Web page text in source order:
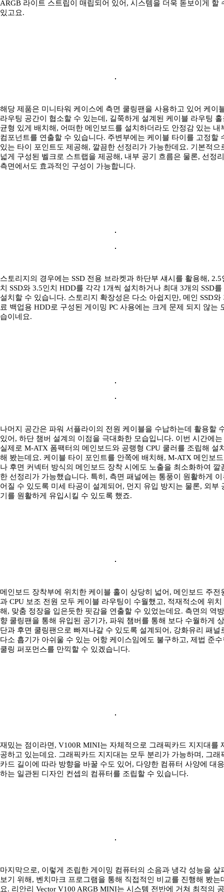
ARGB 라이트 스트립이 매립되어 있어, 시스템을 더욱 돋보이게 할
있고요.
해당 제품은 미니타워 케이스에 측면 쿨링팬을 사용하고 있어 케이
라우팅 공간이 협소할 수 있는데, 길쭉하게 설계된 케이블 라우팅 홀
균형 있게 배치해, 어떠한 메인보드를 설치하더라도 안정감 있는 내
컴포넌트를 연출할 수 있습니다. 주변부에는 케이블 타이를 고정할
있는 타이 포인트도 제공해, 깔끔한 선정리가 가능한데요. 기본적으
넓게 구성된 벨크로 스트랩을 제공해, 내부 공기 흐름은 물론, 선정리
측면에서도 효과적인 구성이 가능합니다.
스토리지의 경우에는 SSD 전용 브라켓과 하단부 섀시를 활용해, 2.5
치 SSD와 3.5인치 HDD를 각각 1개씩 설치하거나 최대 3개의 SSD를
설치할 수 있습니다. 스토리지 확장성은 다소 아쉽지만, 메인 SSD와
료 백업용 HDD로 구성된 게이밍 PC 사용에는 크게 문제 되지 않는
습이네요.
나머지 공간은 파워 서플라이의 전원 케이블을 수납하는데 활용할
있어, 하단 챔버 설계의 이점을 극대화한 모습입니다. 이번 시간에는
실제로 M-ATX 폼팩터의 메인보드와 공랭형 CPU 쿨러를 조립해 설
해 봤는데요. 케이블 타이 포인트를 안쪽에 배치해, M-ATX 메인보드
나 후면 커넥터 방식의 메인보드 장착 시에도 노출을 최소화하여 깔
한 선정리가 가능했습니다. 특히, 측면 패널에는 통풍이 원활하게 이
어질 수 있도록 미세 타공이 설계되어, 먼지 유입 방지는 물론, 외부
기를 원활하게 유입시킬 수 있도록 했죠.
메인보드 장착부에 위치한 케이블 홀이 상당히 넓어, 메인보드 주전
과 CPU 보조 전원 모두 케이블 라우팅이 수월했고, 적재적소에 위치
해, 맞춤 정장을 입은듯한 핏감을 연출할 수 있었는데요. 측면의 역방
향 쿨링팬을 통해 유입된 공기가, 파워 챔버를 통해 보다 수월하게 상
단과 후면 쿨링팬으로 빠져나갈 수 있도록 설계되어, 강화유리 패널
다소 흡기가 아쉬울 수 있는 어항 케이스임에도 불구하고, 제법 준수
쿨링 퍼포먼스를 만끽할 수 있겠습니다.
재밌는 점이라면, V100R MINI는 자체적으로 그래픽카드 지지대를
공하고 있는데요. 그래픽카드 지지대는 모두 분리가 가능하며, 그래
카드 길이에 따라 방향을 바꿀 수도 있어, 다양한 컴퓨터 사양에 대응
하는 일관된 디자인 컨셉의 컴퓨터를 조립할 수 있습니다.
마지막으로, 이렇게 조립한 게이밍 컴퓨터의 소음과 냉각 성능을 살
보기 위해, 벤치마크 프로그램을 통해 직접적인 비교를 진행해 봤는
요. 리안리 Vector V100 ARGB MINI는 시스템 전반에 거쳐 최적의 공